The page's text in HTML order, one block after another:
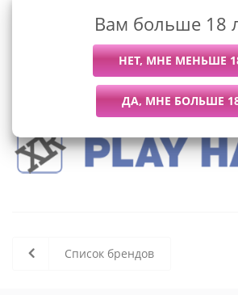
В данный момент нет
товаров
Список брендов
Вам больше 18